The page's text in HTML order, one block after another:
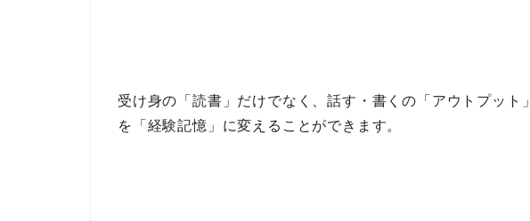
受け身の 「読書」 だけでなく、話す・書くの「アウトプット」
を「経験記憶」に変える ことができます。